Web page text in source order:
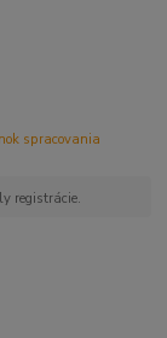
spracovania
registrácie.